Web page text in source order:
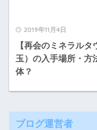
2019年11月4日
【再会のミネラル
玉）の入手場所・方
体？
ブログ運営者